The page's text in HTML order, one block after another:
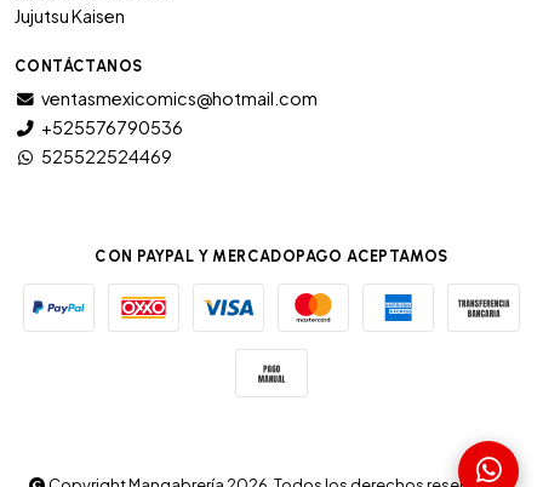
Jujutsu Kaisen
CONTÁCTANOS
ventasmexicomics@hotmail.com
+525576790536
525522524469
CON PAYPAL Y MERCADOPAGO ACEPTAMOS